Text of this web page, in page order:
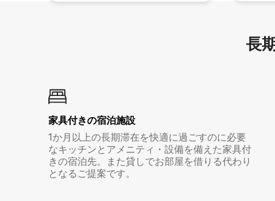
長
家具付き⁠の宿⁠泊⁠施⁠設
1か月以上の長期滞在を快適に過ごすのに必要
なキッチンとアメニティ・設備を備えた家具付
きの宿泊先。また貸しでお部屋を借りる代わり
となるご提案です。